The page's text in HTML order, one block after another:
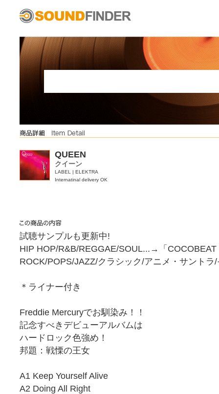
QUEEN
クイーン
LABEL | ELEKTRA
Internatinal delivery OK
試聴サンプルも更新中!
HIP HOP/R&B/REGGAE/SOUL...→「COCOBEAT
ROCK/POPS/JAZZ/クラシック/アニメ・サント
＊ライナー付き
Freddie Mercuryでお馴染み！！
記念すべきデビューアルバムは
ハードロック色強め！
邦題：戦慄の王女
A1 Keep Yourself Alive
A2 Doing All Right